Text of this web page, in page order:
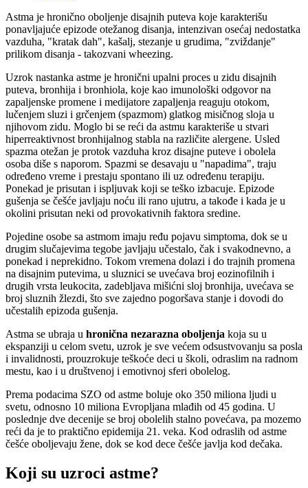
Astma je hronično oboljenje disajnih puteva koje karakterišu
ponavljajuće epizode otežanog disanja, intenzivan osećaj nedostatka
vazduha, "kratak dah", kašalj, stezanje u grudima, "zviždanje"
prilikom disanja - takozvani wheezing.
Uzrok nastanka astme je hronični upalni proces u zidu disajnih
puteva, bronhija i bronhiola, koje kao imunološki odgovor na
zapaljenske promene i medijatore zapaljenja reaguju otokom,
lučenjem sluzi i grčenjem (spazmom) glatkog misičnog sloja u
njihovom zidu. Moglo bi se reći da astmu karakteriše u stvari
hiperreaktivnost bronhijalnog stabla na različite alergene. Usled
spazma otežan je protok vazduha kroz disajne puteve i obolela
osoba diše s naporom. Spazmi se desavaju u "napadima", traju
određeno vreme i prestaju spontano ili uz određenu terapiju.
Ponekad je prisutan i ispljuvak koji se teško izbacuje. Epizode
gušenja se češće javljaju noću ili rano ujutru, a takođe i kada je u
okolini prisutan neki od provokativnih faktora sredine.
Pojedine osobe sa astmom imaju ređu pojavu simptoma, dok se u
drugim slučajevima tegobe javljaju učestalo, čak i svakodnevno, a
ponekad i neprekidno. Tokom vremena dolazi i do trajnih promena
na disajnim putevima, u sluznici se uvećava broj eozinofilnih i
drugih vrsta leukocita, zadebljava mišićni sloj bronhija, uvećava se
broj sluznih žlezdi, što sve zajedno pogoršava stanje i dovodi do
učestalih epizoda gušenja.
Astma se ubraja u hronična nezarazna oboljenja koja su u
ekspanziji u celom svetu, uzrok je sve većem odsustvovanju sa posla
i invalidnosti, prouzrokuje teškoće deci u školi, odraslim na radnom
mestu, kao i u društvenoj i emotivnoj sferi obolelog.
Prema podacima SZO od astme boluje oko 350 miliona ljudi u
svetu, odnosno 10 miliona Evropljana mlađih od 45 godina. U
poslednje dve decenije se broj obolelih stalno povećava, pa mozemo
reći da je to praktično epidemija 21. veka. Kod odraslih od astme
češće oboljevaju žene, dok se kod dece češće javlja kod dečaka.
Koji su uzroci astme?